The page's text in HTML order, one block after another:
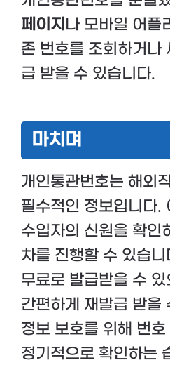
페이지 나 모바일 어플
존 번호를 조회하거나
급 받을 수 있습니다.
마치며
개인통관번호는 해외
필수적인 정보입니다.
수입자의 신원을 확인
차를 진행할 수 있습
무료로 발급받을 수
간편하게 재발급 받을
정보 보호를 위해 번
정기적으로 확인하는